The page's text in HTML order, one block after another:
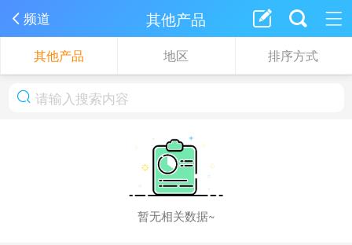
频道 其他产品
其他产品 地区 排序方式
暂无相关数据~